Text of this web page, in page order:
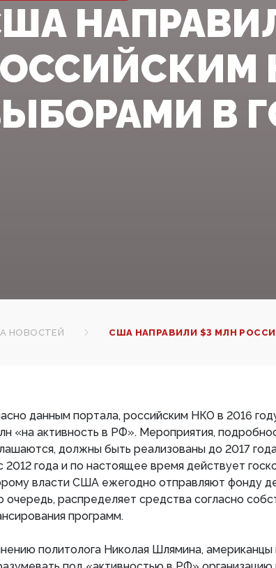
В
НОВОСТЕЙ США НАПРАВИЛИ $3 МЛН
данным портала, российским НКО в 2016
«на активность в РФ». Мероприятия,
должны быть реализованы до 2017
2012 года и по настоящее время действует
власти США ежегодно отправляют фонду
очередь, распределяет средства согласно
программ.
политолога Николая Шлямина, американцы